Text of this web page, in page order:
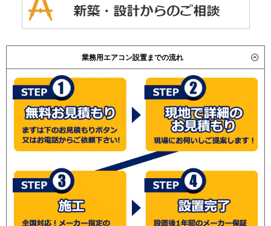
業務用エアコン設置までの流れ